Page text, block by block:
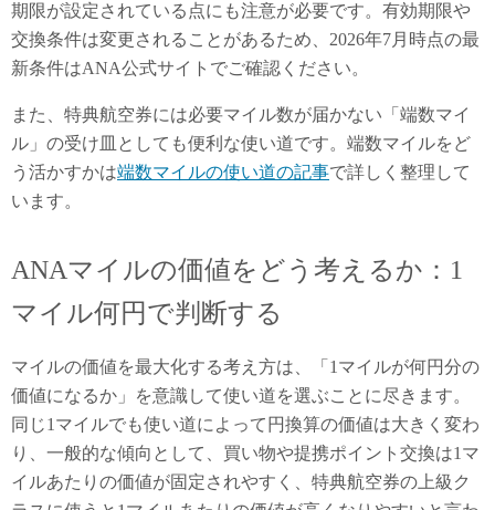
期限が設定されている点にも注意が必要です。有効期限や
交換条件は変更されることがあるため、2026年7月時点の最
新条件はANA公式サイトでご確認ください。
また、特典航空券には必要マイル数が届かない「端数マイ
ル」の受け皿としても便利な使い道です。端数マイルをど
う活かすかは端数マイルの使い道の記事で詳しく整理して
います。
ANAマイルの価値をどう考えるか：1
マイル何円で判断する
マイルの価値を最大化する考え方は、「1マイルが何円分の
価値になるか」を意識して使い道を選ぶことに尽きます。
同じ1マイルでも使い道によって円換算の価値は大きく変わ
り、一般的な傾向として、買い物や提携ポイント交換は1マ
イルあたりの価値が固定されやすく、特典航空券の上級ク